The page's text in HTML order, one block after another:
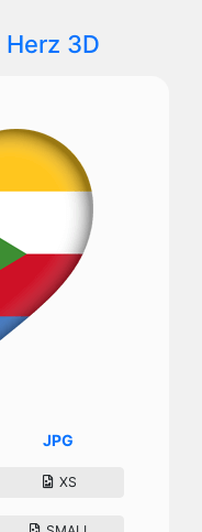
Herz 3D
JPG
XS